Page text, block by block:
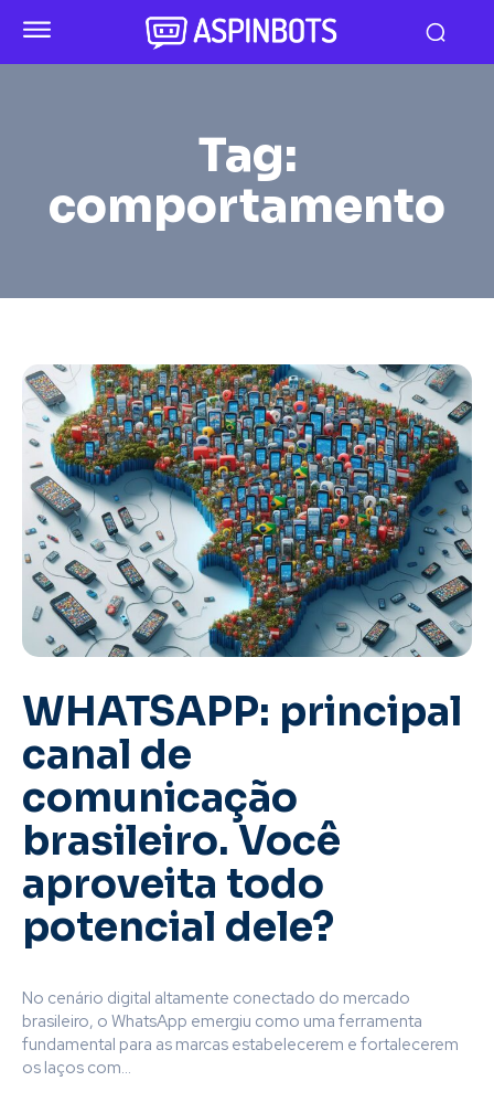
Tag:
comportamento
WHATSAPP: principal
canal de
comunicação
brasileiro. Você
aproveita todo
potencial dele?
No cenário digital altamente conectado do mercado
brasileiro, o WhatsApp emergiu como uma ferramenta
fundamental para as marcas estabelecerem e fortalecerem
os laços com...